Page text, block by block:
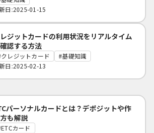
日:2025-01-15
ジットカードの利用状況をリアルタイム
認する方法
クレジットカード
基礎知識
日:2025-02-13
パーソナルカードとは？デポジットや作
も解説
ETCカード